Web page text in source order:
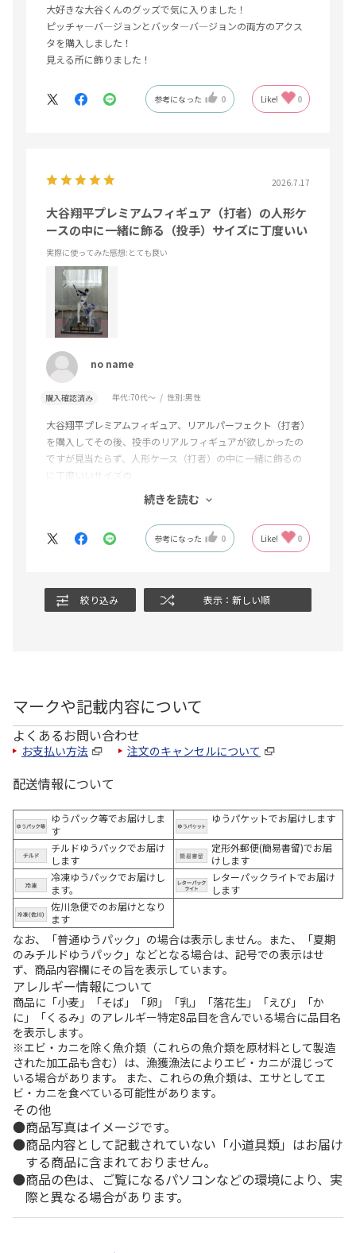
大好きな大谷くんのグッズで気に入りました！
ピッチャ―バ―ジョンとバッタ―バ―ジョンの両方のアクス
タを購入しました！
見える所に飾りました！
参考になった 0 Like! 0
2026.7.17
大谷翔平プレミアムフィギュア（打者）の人形ケ
ースの中に一緒に飾る（投手）サイズに丁度いい
実際に使ってみた感想:とても良い
no name
購入確認済み 年代:70代～ 性別:男性
大谷翔平プレミアムフィギュア、リアルパーフェクト（打者）
を購入してその後、投手のリアルフィギュアが欲しかったの
ですが見当たらず、人形ケース（打者）の中に一緒に飾るの
に丁度いいサイズの
見た目も良い（投）アクリルスタンドで価格も安価でたいへ
続きを読む
参考になった 0 Like! 0
絞り込み 表示：新しい順
マークや記載内容について
よくあるお問い合わせ
お支払い方法 注文のキャンセルについて
配送情報について
ゆうパック等でお届けしま
す
ゆうパケットでお届けします
チルドゆうパックでお届け
します
定形外郵便(簡易書留)でお届
けします
冷凍ゆうパックでお届けし
ます。
レターパックライトでお届け
します
佐川急便でのお届けとなり
ます
なお、「普通ゆうパック」の場合は表示しません。また、「夏期
のみチルドゆうパック」などとなる場合は、記号での表示はせ
ず、商品内容欄にその旨を表示しています。
アレルギー情報について
商品に「小麦」「そば」「卵」「乳」「落花生」「えび」「か
に」「くるみ」のアレルギー特定8品目を含んでいる場合に品目名
を表示します。
※エビ・カニを除く魚介類（これらの魚介類を原材料として製造
された加工品も含む）は、漁獲漁法によりエビ・カニが混じって
いる場合があります。 また、これらの魚介類は、エサとしてエ
ビ・カニを食べている可能性があります。
その他
商品写真はイメージです。
商品内容として記載されていない「小道具類」はお届け
する商品に含まれておりません。
商品の色は、ご覧になるパソコンなどの環境により、実
際と異なる場合があります。